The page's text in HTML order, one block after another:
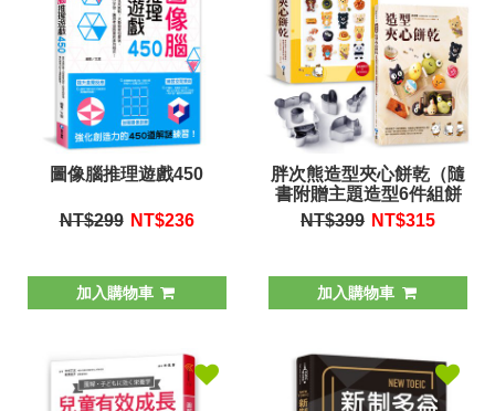
圖像腦推理遊戲450
NT$299 NT$236
加入購物車
胖次熊造型夾心餅乾（隨
書附贈主題造型6件組餅
乾壓模）
NT$399 NT$315
加入購物車